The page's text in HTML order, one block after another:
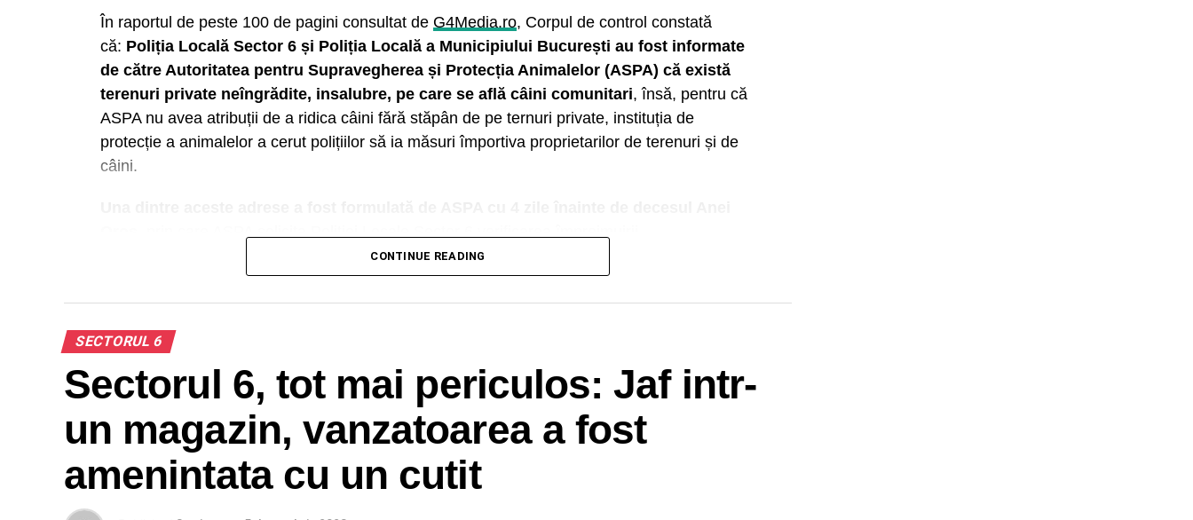
În raportul de peste 100 de pagini consultat de G4Media.ro, Corpul de control constată
că: Poliția Locală Sector 6 și Poliția Locală a Municipiului București au fost informate
de către Autoritatea pentru Supravegherea și Protecția Animalelor (ASPA) că există
terenuri private neîngrădite, insalubre, pe care se află câini comunitari, însă, pentru că
ASPA nu avea atribuții de a ridica câini fără stăpân de pe ternuri private, instituția de
protecție a animalelor a cerut polițiilor să ia măsuri împortiva proprietarilor de terenuri și de
câini.
corespunzătoare a proprietăților private, în contextul unor câini ce ieșeau pe domeniul public
până în zona digului Lacului Morii.
Poliției Locale a Municipiului București) a fost informat despre existența
stânelor de oide
către ASPA, precum și despre faptul că în acea zonă se află
Ana Oroș fusese mușcată cu un an înanite de mai mulți câini în zona Lacul Morii, în timp ce
se afla la alergat)
însă măsurile luate de SPA au vizat
programele de sterilizare iar acțiunile de verificare la proprietarii de câini din zona
CONTINUE READING
SECTORUL 6
Sectorul 6, tot mai periculos: Jaf intr-
un magazin, vanzatoarea a fost
amenintata cu un cutit